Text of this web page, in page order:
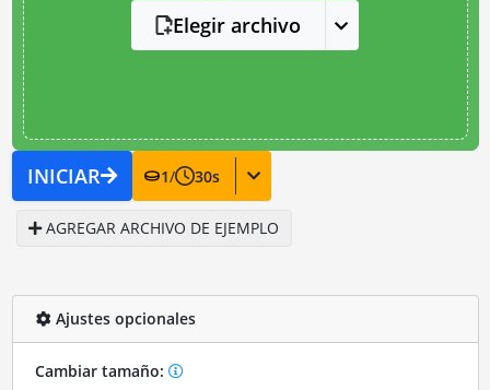
Elegir archivo
INICIAR 1/ 30s
AGREGAR ARCHIVO DE EJEMPLO
Ajustes opcionales
Cambiar tamaño: